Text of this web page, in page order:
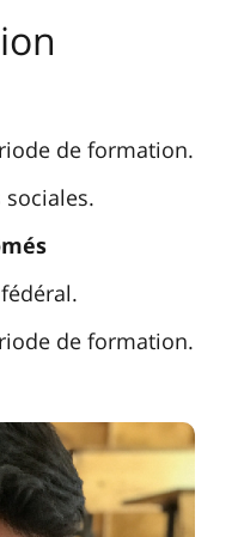
de formation.
de formation.